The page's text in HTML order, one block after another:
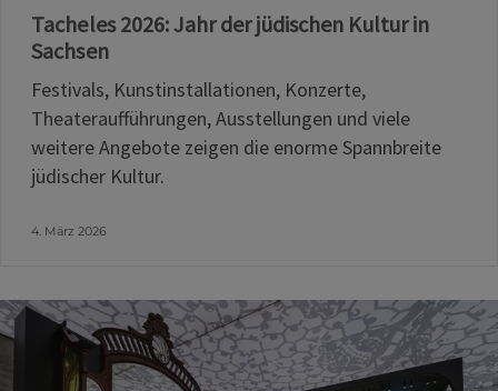
Tacheles 2026: Jahr der jüdischen Kultur in
Sachsen
Festivals, Kunstinstallationen, Konzerte,
Theateraufführungen, Ausstellungen und viele
weitere Angebote zeigen die enorme Spannbreite
jüdischer Kultur.
4. März 2026